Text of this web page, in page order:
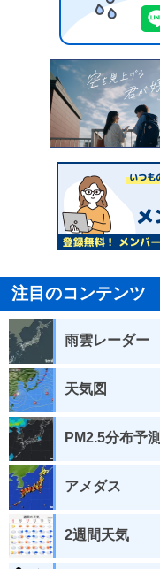
注目のコンテンツ
雨雲レーダー
天気図
PM2.5分布予測
アメダス
2週間天気